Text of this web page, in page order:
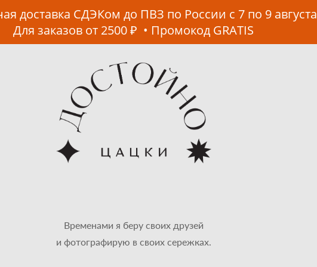
доставка СДЭКом до ПВЗ по России с 7 по 9 августа
Для заказов от 2500 ₽ • Промокод GRATIS
Временами я беру своих друзей
и фотографирую в своих сережках.